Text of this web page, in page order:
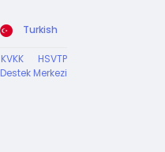
Turkish
KVKK
HSVTP
Destek Merkezi